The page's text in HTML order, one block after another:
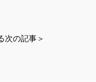
次の記事＞